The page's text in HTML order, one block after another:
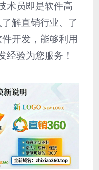
术员即是软件高
解直销行业、了
开发，能够利用
经验为您服务！